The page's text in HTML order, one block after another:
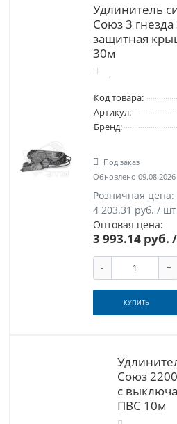
Удлинитель
Союз 3
защитная
30м
Код товара:
Артикул:
Бренд:
Под заказ
Обновлено 09.08.2026
Розничная цена:
4 203.31 руб. / шт
Оптовая цена:
3 993.14 руб.
- +
КУПИТЬ
Союз
с
ПВС 10м